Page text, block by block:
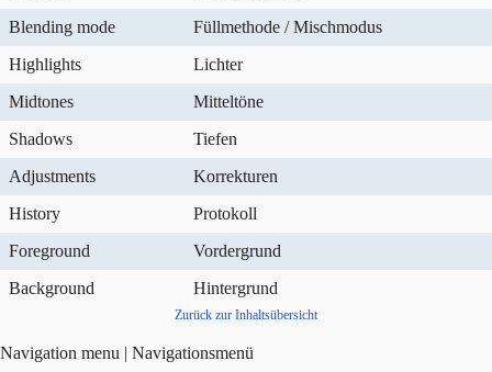
Blending mode
Füllmethode / Mischmodus
Highlights
Lichter
Midtones
Mitteltöne
Shadows
Tiefen
Adjustments
Korrekturen
History
Protokoll
Foreground
Vordergrund
Background
Hintergrund
Zurück zur Inhaltsübersicht
Navigation menu | Navigationsmenü